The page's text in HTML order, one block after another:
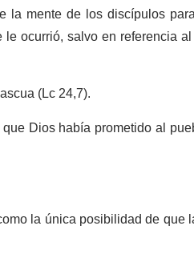
mente de los discípulos
ocurrió, salvo en referencia
(Lc 24,7).
Dios había prometido al
la única posibilidad de que